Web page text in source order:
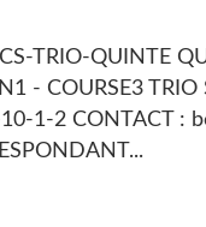
CS-TRIO-QUINTE
- COURSE3
1-2 CONTACT :